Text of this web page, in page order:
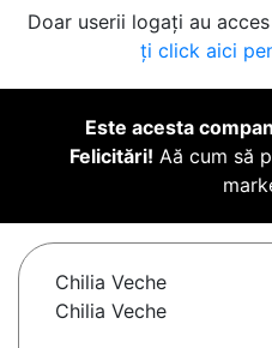
Doar userii logați au
ți click aici
Este acesta
Felicitări! Aă cum să
Chilia Veche
Chilia Veche